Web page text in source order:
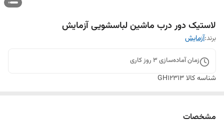
لاستیک دور درب ماشین لباسشویی آزمایش
برند:آزمایش
زمان آماده‌سازی 3 روز کاری
شناسه کالاGH12313
مشخصات